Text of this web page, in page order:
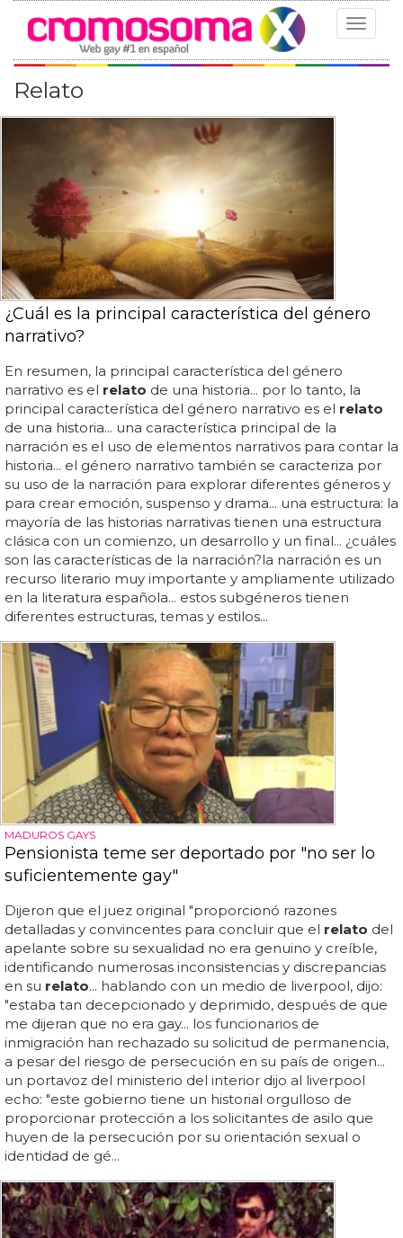
Toggle
Relato
¿Cuál es la principal característica del género
narrativo?
En resumen, la principal característica del género
narrativo es el relato de una historia... por lo tanto, la
principal característica del género narrativo es el relato
de una historia... una característica principal de la
narración es el uso de elementos narrativos para contar la
historia... el género narrativo también se caracteriza por
su uso de la narración para explorar diferentes géneros y
para crear emoción, suspenso y drama... una estructura: la
mayoría de las historias narrativas tienen una estructura
clásica con un comienzo, un desarrollo y un final... ¿cuáles
son las características de la narración?la narración es un
recurso literario muy importante y ampliamente utilizado
en la literatura española... estos subgéneros tienen
diferentes estructuras, temas y estilos...
MADUROS GAYS
Pensionista teme ser deportado por "no ser lo
suficientemente gay"
Dijeron que el juez original "proporcionó razones
detalladas y convincentes para concluir que el relato del
apelante sobre su sexualidad no era genuino y creíble,
identificando numerosas inconsistencias y discrepancias
en su relato... hablando con un medio de liverpool, dijo:
"estaba tan decepcionado y deprimido, después de que
me dijeran que no era gay... los funcionarios de
inmigración han rechazado su solicitud de permanencia,
a pesar del riesgo de persecución en su país de origen...
un portavoz del ministerio del interior dijo al liverpool
echo: "este gobierno tiene un historial orgulloso de
proporcionar protección a los solicitantes de asilo que
huyen de la persecución por su orientación sexual o
identidad de gé...